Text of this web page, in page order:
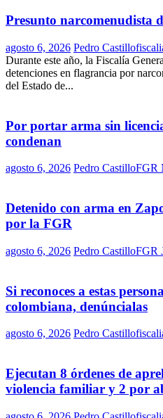
Presunto narcomenudista
agosto 6, 2026 Pedro Castillo
Durante este año, la Fiscalía
detenciones en flagrancia por
del Estado de...
Por portar arma sin
condenan
agosto 6, 2026 Pedro CastilloFGR
Detenido con arma en
por la FGR
agosto 6, 2026 Pedro CastilloFGR
Si reconoces a estas
colombiana, denúncialas
agosto 6, 2026 Pedro Castillo
Ejecutan 8 órdenes de
violencia familiar y 2 por